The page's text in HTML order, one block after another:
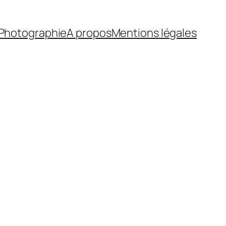
A proposMentions légales